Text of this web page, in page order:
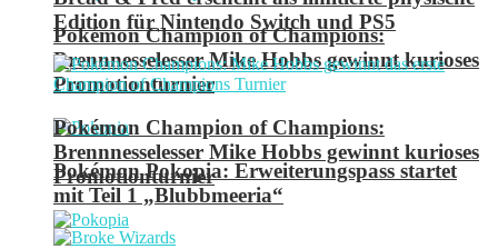
Pokémon Champion of Champions:
Brennnesselesser Mike Hobbs gewinnt kurioses
Promotionturnier
Pokémon Pokopia: Erweiterungspass startet
mit Teil 1 „Blubbmeeria“
Edition für Nintendo Switch und PS5
Pokémon Champion of Champions:
Brennnesselesser Mike Hobbs gewinnt kurioses
Promotionturnier